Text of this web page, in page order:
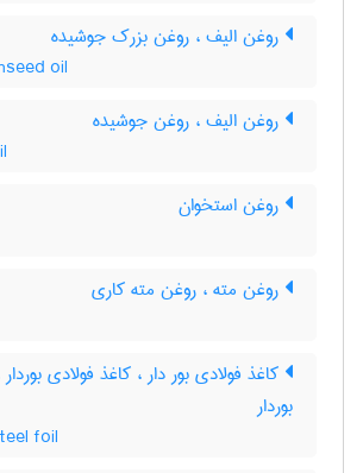
روغن الیف ، روغن بزرک جوشیده
oil
روغن الیف ، روغن جوشیده
روغن استخوان
روغن مته ، روغن مته کاری
کاغذ فولادی بور دار ، کاغذ فولادی
بوردار
foil